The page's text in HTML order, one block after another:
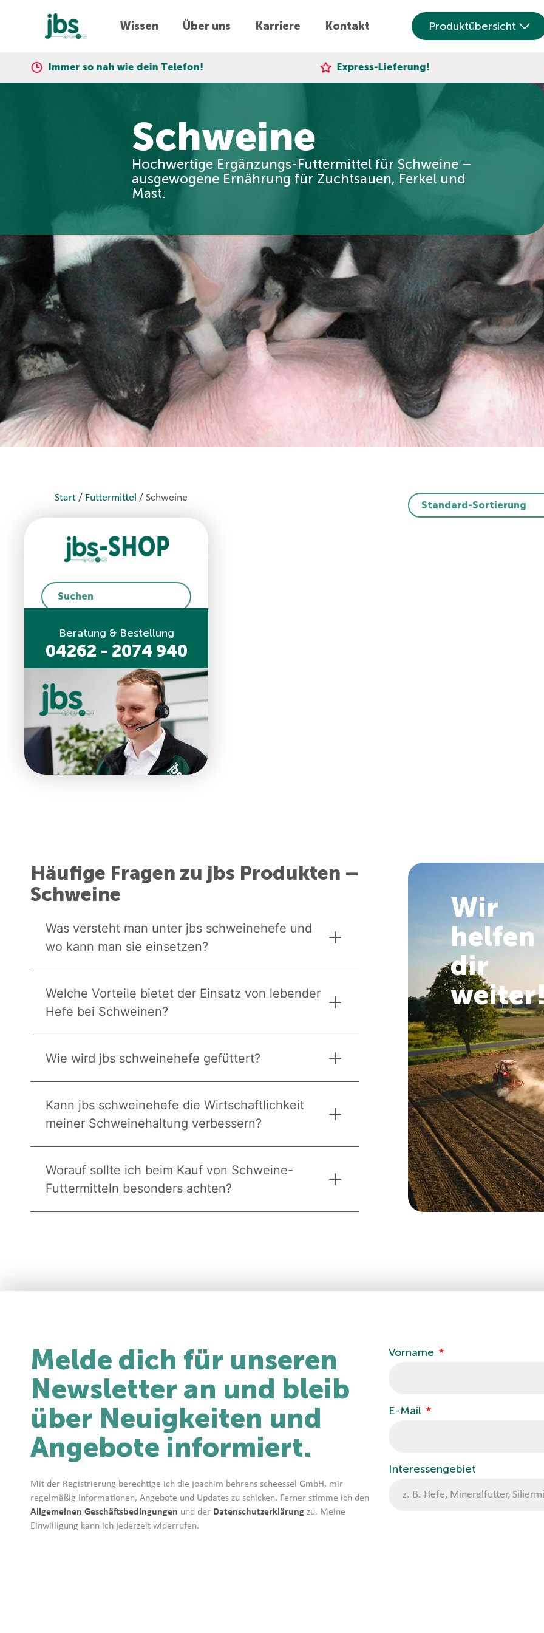
Wissen Über uns Karriere Kontakt Produktübersicht
nah wie dein Telefon! Express-Lieferung! Über 30.000
Schweine
Hochwertige Ergänzungs-Futtermittel für Schweine –
ausgewogene Ernährung für Zuchtsauen, Ferkel und
Mast.
Start / Futtermittel / Schweine
Beratung & Bestellung
04262 - 2074 940
Häufige Fragen zu jbs Produkten –
Schweine
Was versteht man unter jbs schweinehefe und
wo kann man sie einsetzen?
Welche Vorteile bietet der Einsatz von lebender
Hefe bei Schweinen?
Wie wird jbs schweinehefe gefüttert?
Kann jbs schweinehefe die Wirtschaftlichkeit
meiner Schweinehaltung verbessern?
Worauf sollte ich beim Kauf von Schweine-
Futtermitteln besonders achten?
Wir
helfen
dir
Melde dich für unseren
Newsletter an und bleib
über Neuigkeiten und
Angebote informiert.
Mit der Registrierung berechtige ich die joachim behrens scheessel GmbH, mir
regelmäßig Informationen, Angebote und Updates zu schicken. Ferner stimme ich den
Allgemeinen Geschäftsbedingungen und der Datenschutzerklärung zu. Meine
Einwilligung kann ich jederzeit widerrufen.
Vorname
E-Mail
Interessengebiet